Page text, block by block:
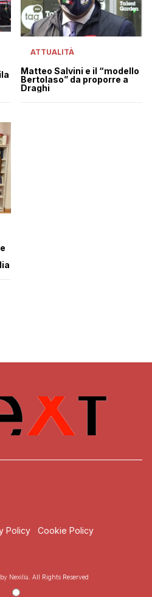
ATTUALITÀ
Matteo Salvini e il “modello
Bertolaso” da proporre a
Draghi
Policy
Cookie Policy
Nexilia. All Rights Reserved